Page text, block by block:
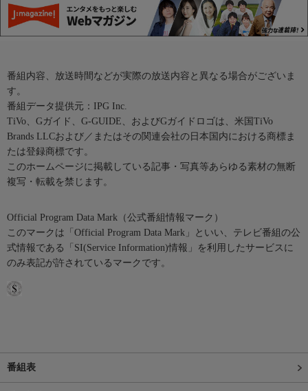
番組内容、放送時間などが実際の放送内容と異なる場合がございま
す。
番組データ提供元：IPG Inc.
TiVo、Gガイド、G-GUIDE、およびGガイドロゴは、米国TiVo
Brands LLCおよび／またはその関連会社の日本国内における商標ま
たは登録商標です。
このホームページに掲載している記事・写真等あらゆる素材の無断
複写・転載を禁じます。
Official Program Data Mark（公式番組情報マーク）
このマークは「Official Program Data Mark」といい、テレビ番組の公
式情報である「SI(Service Information)情報」を利用したサービスに
のみ表記が許されているマークです。
番組表